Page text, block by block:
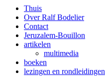
Thuis
Over Ralf Bodelier
Contact
Jeruzalem-Bouillon
artikelen
multimedia
boeken
lezingen en rondleidingen